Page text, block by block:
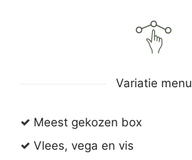
Variatie menu
Meest gekozen box
Vlees, vega en vis